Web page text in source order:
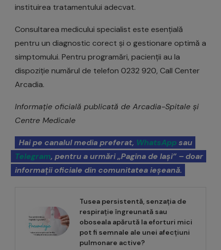
instituirea tratamentului adecvat.
Consultarea medicului specialist este esențială
pentru un diagnostic corect și o gestionare optimă a
simptomului. Pentru programări, pacienții au la
dispoziție numărul de telefon 0232 920, Call Center
Arcadia.
Informație oficială publicată de Arcadia-Spitale și
Centre Medicale
Hai pe canalul media preferat, WhatsAppsau
Telegram, pentru a urmări „Pagina de Iași” – doar
informații oficiale din comunitatea ieșeană.
Tusea persistentă, senzația de
respirație îngreunată sau
oboseala apărută la eforturi mici
pot fi semnale ale unei afecțiuni
pulmonare active?